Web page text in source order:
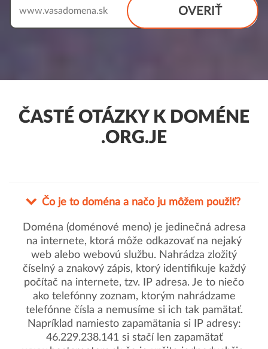
OVERIŤ
www.
ČASTÉ OTÁZKY K DOMÉNE
.ORG.JE
Čo je to doména a načo ju môžem použiť?
Doména (doménové meno) je jedinečná adresa
na internete, ktorá môže odkazovať na nejaký
web alebo webovú službu. Nahrádza zložitý
číselný a znakový zápis, ktorý identifikuje každý
počítač na internete, tzv. IP adresa. Je to niečo
ako telefónny zoznam, ktorým nahrádzame
telefónne čísla a nemusíme si ich tak pamätať.
Napríklad namiesto zapamätania si IP adresy:
46.229.238.141 si stačí len zapamätať